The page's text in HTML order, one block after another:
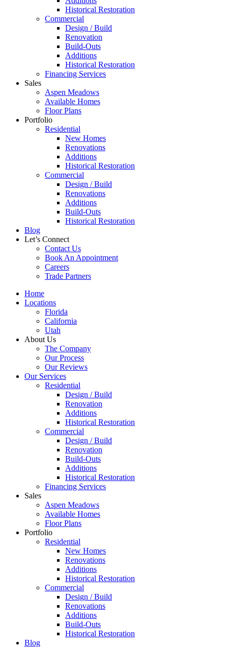
Historical Restoration
Commercial
Design / Build
Renovation
Build-Outs
Additions
Historical Restoration
Financing Services
Sales
Aspen Meadows
Available Homes
Floor Plans
Portfolio
Residential
New Homes
Renovations
Additions
Historical Restoration
Commercial
Design / Build
Renovations
Additions
Build-Outs
Historical Restoration
Blog
Let’s Connect
Contact Us
Book An Appointment
Careers
Trade Partners
Home
Locations
Florida
California
Utah
About Us
The Company
Our Process
Our Reviews
Our Services
Residential
Design / Build
Renovation
Additions
Historical Restoration
Commercial
Design / Build
Renovation
Build-Outs
Additions
Historical Restoration
Financing Services
Sales
Aspen Meadows
Available Homes
Floor Plans
Portfolio
Residential
New Homes
Renovations
Additions
Historical Restoration
Commercial
Design / Build
Renovations
Additions
Build-Outs
Historical Restoration
Blog